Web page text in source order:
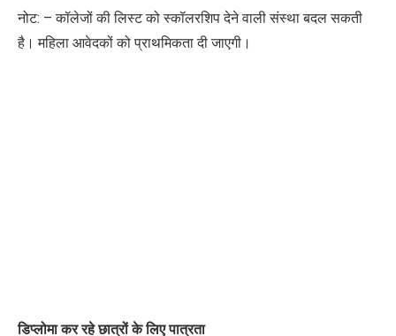
नोट: – कॉलेजों की लिस्ट को स्कॉलरशिप देने वाली संस्था बदल सकती
है। महिला आवेदकों को प्राथमिकता दी जाएगी।
डिप्लोमा कर रहे छात्रों के लिए पात्रता